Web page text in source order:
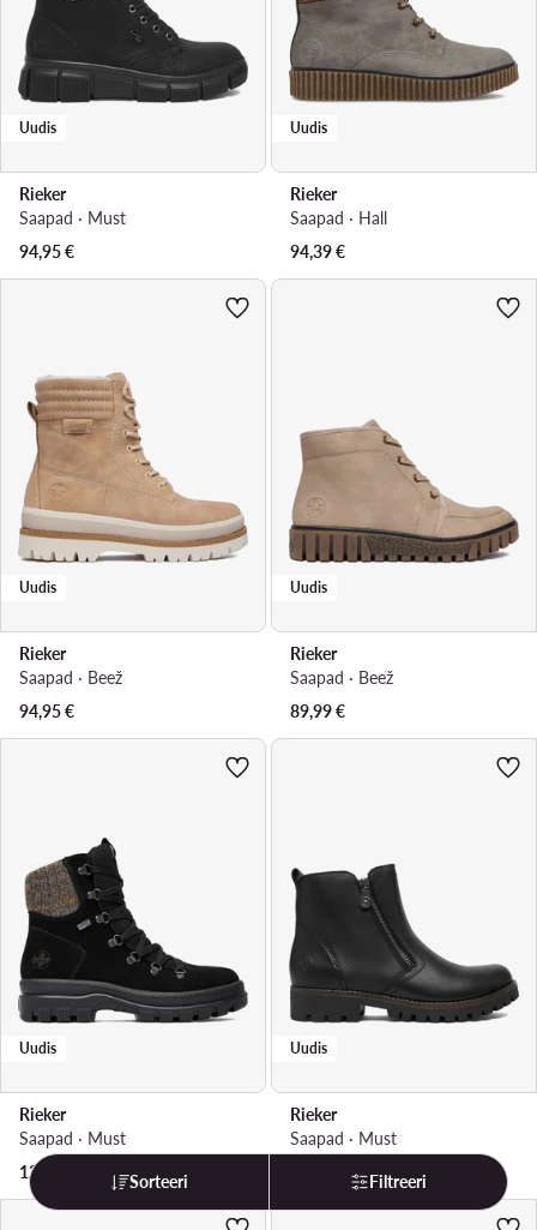
Uudis
Rieker
Saapad · Must
94,95€
Uudis
Rieker
Saapad · Hall
94,39€
Uudis
Rieker
Saapad · Beež
94,95€
Uudis
Rieker
Saapad · Beež
89,99€
Uudis
Rieker
Saapad · Must
124,95
Uudis
Rieker
Saapad · Must
Sorteeri Filtreeri